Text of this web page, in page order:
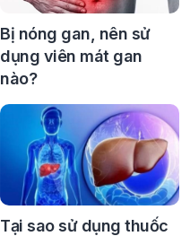
Bị nóng gan, nên sử
dụng viên mát gan
nào?
Tại sao sử dụng thuốc